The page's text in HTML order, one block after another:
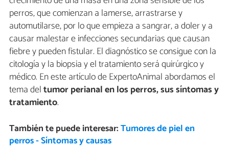
perros, que comienzan a lamerse, arrastrarse y
automutilarse, por lo que empieza a sangrar, a doler y a
causar malestar e infecciones secundarias que causan
fiebre y pueden fistular. El diagnóstico se consigue con la
citología y la biopsia y el tratamiento será quirúrgico y
médico. En este artículo de ExpertoAnimal abordamos el
tema deltumor perianal en los perros, sus síntomas y
tratamiento.
También te puede interesar:Tumores de piel en
perros - Síntomas y causas